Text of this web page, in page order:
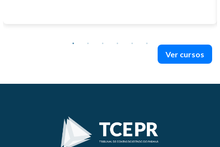
Ver cursos